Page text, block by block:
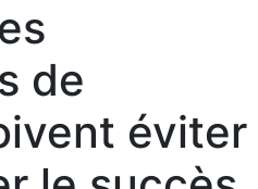
de
éviter